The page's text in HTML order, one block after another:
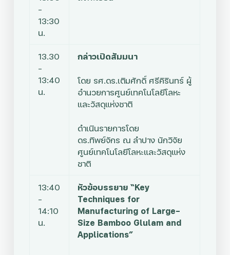
–
13:30
น.
13.30
–
13:40
น.
กล่าวเปิดสัมมนา
โดย รศ.ดร.เติมศักดิ์ ศรีคิรินทร์ ผู้
อำนวยการศูนย์เทคโนโลยีโลหะ
และวัสดุแห่งชาติ
ดำเนินรายการโดย
ดร.ทิพย์จักร ณ ลำปาง นักวิจัย
ศูนย์เทคโนโลยีโลหะและวัสดุแห่ง
ชาติ
13:40
–
14:10
น.
หัวข้อบรรยาย “Key
Techniques for
Manufacturing of Large-
Size Bamboo Glulam and
Applications”